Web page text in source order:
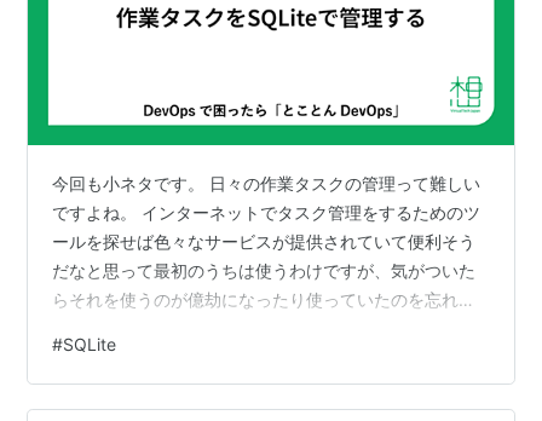
今回も小ネタです。 日々の作業タスクの管理って難しい
ですよね。 インターネットでタスク管理をするためのツ
ールを探せば色々なサービスが提供されていて便利そう
だなと思って最初のうちは使うわけですが、気がついた
らそれを使うのが億劫になったり使っていたのを忘れて
のをやめてしまう。 結局、その繰り返しになったりしま
す。 ではもう少し簡単なものをということで探しては試
すのですが、直感的でないと習慣に根付かず、あっとい
#SQLite